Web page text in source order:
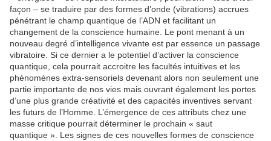
façon – se traduire par des formes d’onde (vibrations) accrues
pénétrant le champ quantique de l’ADN et facilitant un
changement de la conscience humaine. Le pont menant à un
nouveau degré d’intelligence vivante est par essence un passage
vibratoire. Si ce dernier a le potentiel d’activer la conscience
quantique, cela pourrait accroitre les facultés intuitives et les
phénomènes extra-sensoriels devenant alors non seulement une
partie importante de nos vies mais ouvrant également les portes
d’une plus grande créativité et des capacités inventives servant
les futurs de l’Homme. L’émergence de ces attributs chez une
masse critique pourrait déterminer le prochain « saut
quantique ». Les signes de ces nouvelles formes de conscience